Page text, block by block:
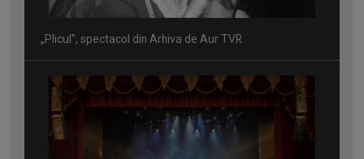
„Plicul”, spectacol din Arhiva de Aur TVR